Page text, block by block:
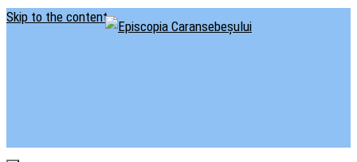
Skip to the content